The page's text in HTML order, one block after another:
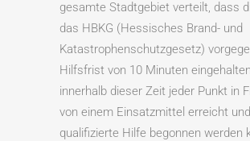
gesamte Stadtgebiet verteilt, dass
das HBKG (Hessisches Brand- und
Katastrophenschutzgesetz)
Hilfsfrist von 10 Minuten
innerhalb dieser Zeit jeder Punkt in
von einem Einsatzmittel erreicht
qualifizierte Hilfe begonnen werden